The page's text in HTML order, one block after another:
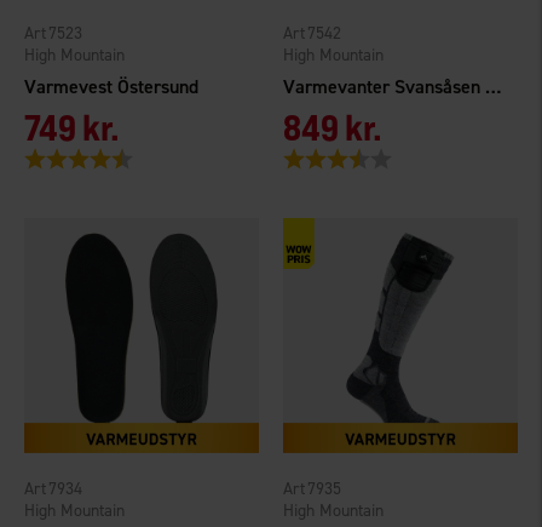
Varmevest Östersund
High Mountain
7523
749 kr.
Vurdering:
Varmevanter Svansåsen WP
High Mountain
7542
849 kr.
Vurdering:
High Mountain
7934
High Mountain
7935